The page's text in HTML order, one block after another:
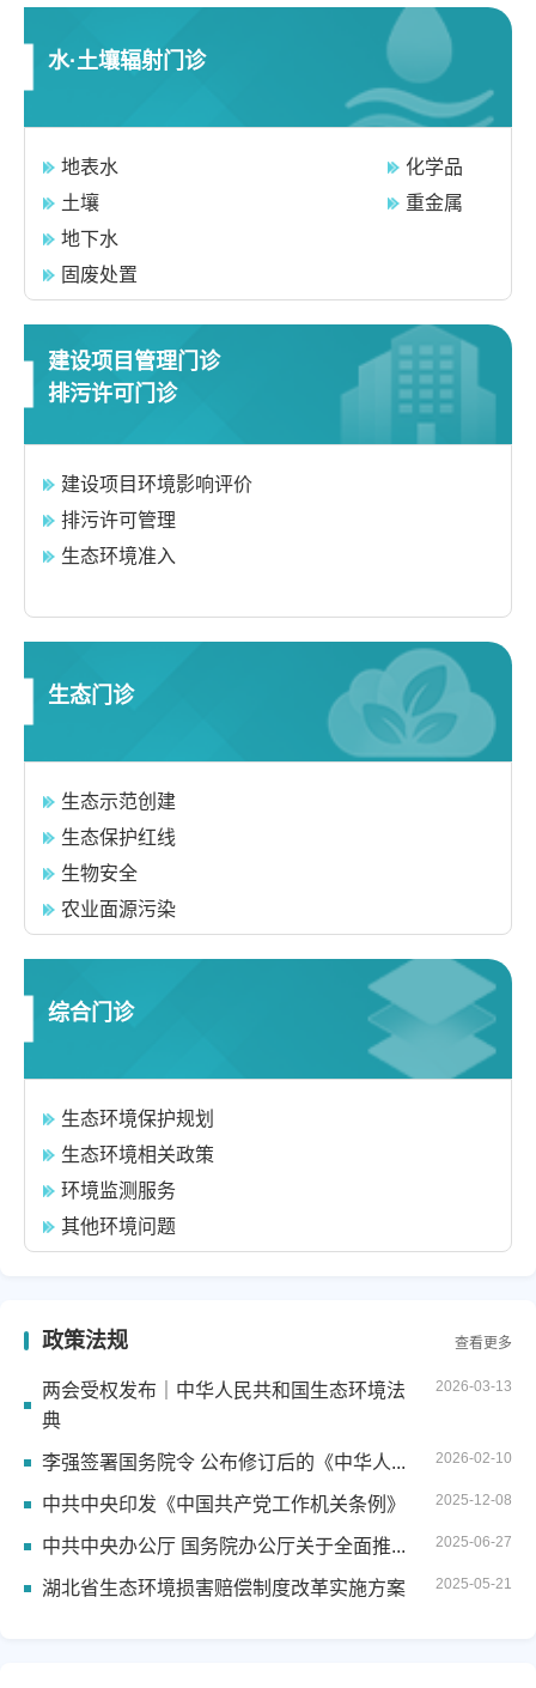
水·土壤辐射门诊
地表水
土壤
地下水
固废处置
化学品
重金属
建设项目管理门诊
排污许可门诊
建设项目环境影响评价
排污许可管理
生态环境准入
生态门诊
生态示范创建
生态保护红线
生物安全
农业面源污染
综合门诊
生态环境保护规划
生态环境相关政策
环境监测服务
其他环境问题
政策法规 查看更多
两会受权发布｜中华人民共和国生态环境法
典
2026-03-13
李强签署国务院令 公布修订后的《中华人... 2026-02-10
中共中央印发《中国共产党工作机关条例》 2025-12-08
中共中央办公厅 国务院办公厅关于全面推... 2025-06-27
湖北省生态环境损害赔偿制度改革实施方案 2025-05-21